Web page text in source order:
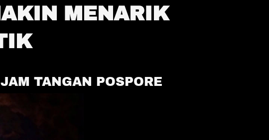
MENARIK
TANGAN POSPORE